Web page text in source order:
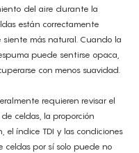
del aire durante la
están correctamente
más natural. Cuando la
puede sentirse opaca,
con menos suavidad.
requieren revisar el
celdas, la proporción
el índice TDI y las condiciones
celdas por sí solo puede no